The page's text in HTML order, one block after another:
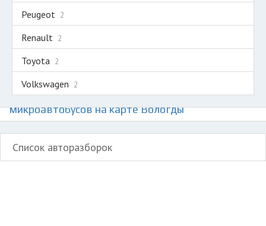
Peugeot 2
Renault 2
Toyota 2
Volkswagen 2
Авторазборки легких коммерческих авто и
микроавтобусов на карте Вологды
Список авторазборок